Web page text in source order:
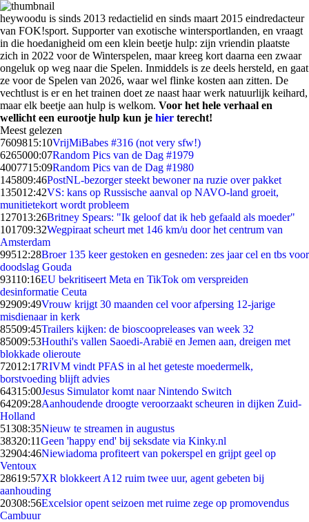
heywoodu is sinds 2013 redactielid en sinds maart 2015 eindredacteur
van FOK!sport. Supporter van exotische wintersportlanden, en vraagt
in die hoedanigheid om een klein beetje hulp: zijn vriendin plaatste
zich in 2022 voor de Winterspelen, maar kreeg kort daarna een zwaar
ongeluk op weg naar die Spelen. Inmiddels is ze deels hersteld, en gaat
ze voor de Spelen van 2026, waar wel flinke kosten aan zitten. De
vechtlust is er en het trainen doet ze naast haar werk natuurlijk keihard,
maar elk beetje aan hulp is welkom. Voor het hele verhaal en
wellicht een eurootje hulp kun je hier terecht!
Meest gelezen
7609815:10VrijMiBabes #316 (not very sfw!)
6265000:07Random Pics van de Dag #1979
4007715:09Random Pics van de Dag #1980
145809:46PostNL-bezorger steekt bewoner na ruzie over pakket
135012:42VS: kans op Russische aanval op NAVO-land groeit,
munitietekort wordt probleem
127013:26Britney Spears: "Ik geloof dat ik heb gefaald als moeder"
101709:32Wegpiraat scheurt met 146 km/u door het centrum van
Amsterdam
99512:28Broer 135 keer gestoken en gesneden: zes jaar cel en tbs voor
doodslag Gouda
93110:16EU bekritiseert Meta en TikTok om verspreiden
desinformatie Ceuta
92909:49Vrouw krijgt 30 maanden cel voor afpersing 12-jarige
misdienaar in kerk
85509:45Trailers kijken: de bioscoopreleases van week 32
85009:53Houthi's vallen Saoedi-Arabië en Jemen aan, dreigen met
blokkade olieroute
72012:17RIVM vindt PFAS in al het geteste moedermelk,
borstvoeding blijft advies
64315:00Jesus Simulator komt naar Nintendo Switch
64209:28Aanhoudende droogte veroorzaakt scheuren in dijken Zuid-
Holland
51308:35Nieuw te streamen in augustus
38320:11Geen 'happy end' bij seksdate via Kinky.nl
32904:46Niewiadoma profiteert van pokerspel en grijpt geel op
Ventoux
28619:57XR blokkeert A12 ruim twee uur, agent gebeten bij
aanhouding
20308:56Excelsior opent seizoen met ruime zege op promovendus
Cambuur